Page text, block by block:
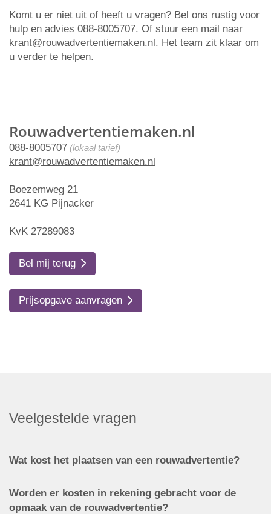
Rouwadvertentiemaken.nl
088-8005707 (lokaal tarief)
krant@rouwadvertentiemaken.nl
Boezemweg 21
2641 KG Pijnacker
KvK 27289083
Bel mij terug
Prijsopgave aanvragen
Komt u er niet uit of heeft u vragen? Bel ons rustig voor
hulp en advies 088-8005707. Of stuur een mail naar
krant@rouwadvertentiemaken.nl. Het team zit klaar om
u verder te helpen.
Veelgestelde vragen
Wat kost het plaatsen van een rouwadvertentie?
Worden er kosten in rekening gebracht voor de
opmaak van de rouwadvertentie?